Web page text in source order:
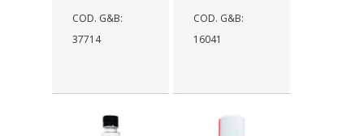
COD. G&B:
37714
COD. G&B:
16041